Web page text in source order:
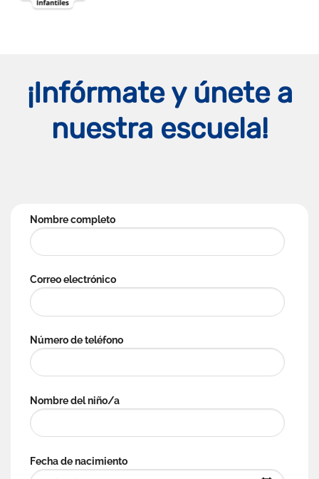
¡Infórmate y únete a
nuestra escuela!
Nombre completo
Correo electrónico
Número de teléfono
Nombre del niño/a
Fecha de nacimiento